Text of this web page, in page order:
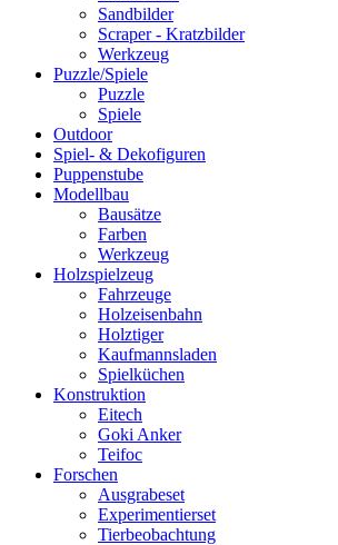
Sandbilder
Scraper - Kratzbilder
Werkzeug
Puzzle/Spiele
Puzzle
Spiele
Outdoor
Spiel- & Dekofiguren
Puppenstube
Modellbau
Bausätze
Farben
Werkzeug
Holzspielzeug
Fahrzeuge
Holzeisenbahn
Holztiger
Kaufmannsladen
Spielküchen
Konstruktion
Eitech
Goki Anker
Teifoc
Forschen
Ausgrabeset
Experimentierset
Tierbeobachtung